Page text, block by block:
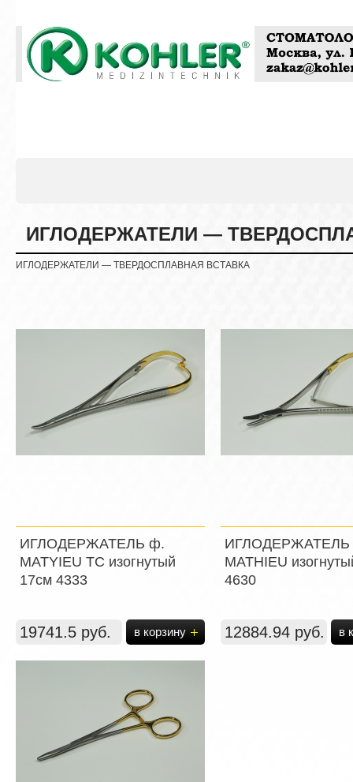
ИГЛОДЕРЖАТЕЛИ —
ИГЛОДЕРЖАТЕЛИ — ТВЕРДОСПЛАВНАЯ ВСТАВКА
ИГЛОДЕРЖАТЕЛЬ ф.
MATYIEU ТС изогнутый
17см 4333
19741.5 руб. в корзину
MATHIEU
4630
12884.94 руб. в